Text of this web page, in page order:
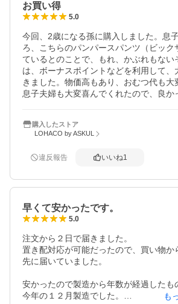
お買い得
5.0
今回、2歳になる孫に購入しました。息
ろ、こちらのパンパースパンツ（ビック
ているとのことで、もれ、かぶれもない
は、ボーナスポイントなどを利用して、
きました。物価高もあり、おむつ代も大
息子夫婦も大変喜んでくれたので、良か
購入したストア
LOHACO by ASKUL
違反報告 いいね1
早くて安かったです。
5.0
注文から２日で届きました。
置き配対応が可能だったので、買い物か
先に届いていました。
安かったので製造から年数が経過したも
今年の１２月製造でした。
も